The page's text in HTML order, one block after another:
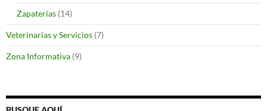
Zapaterías (14)
Veterinarias y Servicios (7)
Zona Informativa (9)